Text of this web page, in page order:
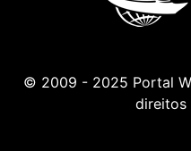
© 2009 - 2025 Portal
direitos